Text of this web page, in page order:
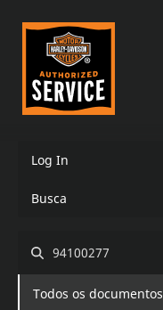
Log In
Busca
94100277
Todos os documentos